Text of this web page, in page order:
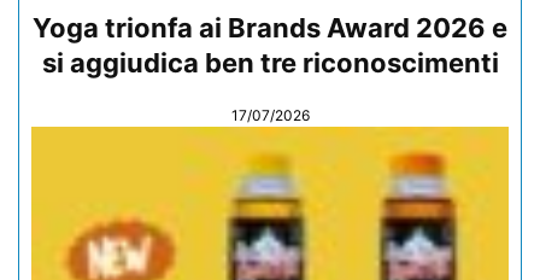
Yoga trionfa ai Brands Award 2026 e
si aggiudica ben tre riconoscimenti
17/07/2026